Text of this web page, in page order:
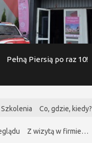
Pełną Piersią po raz 10!
Szkolenia Co, gdzie, kiedy?
Z wizytą w firmie…